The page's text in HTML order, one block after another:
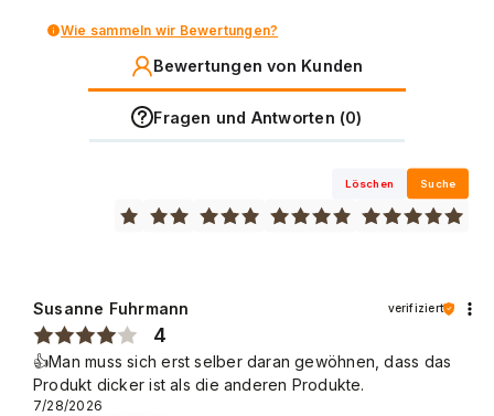
Wie sammeln wir Bewertungen?
Bewertungen von Kunden
Fragen und Antworten (0)
Löschen Suche
Susanne Fuhrmann verifiziert
4
👍️Man muss sich erst selber daran gewöhnen, dass das
Produkt dicker ist als die anderen Produkte.
7/28/2026